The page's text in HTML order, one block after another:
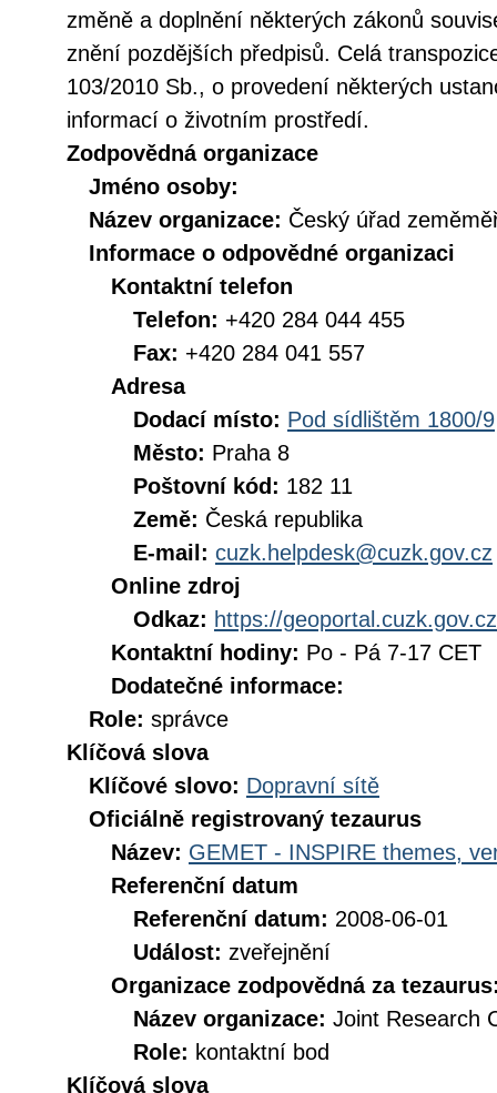
změně a doplnění některých zákonů
znění pozdějších předpisů. Celá
103/2010 Sb., o provedení některých
informací o životním prostředí.
Zodpovědná organizace
Jméno osoby:
Název organizace: Český úřad
Informace o odpovědné organizaci
Kontaktní telefon
Telefon: +420 284 044 455
Fax: +420 284 041 557
Adresa
Dodací místo: Pod sídlištěm 1800/9
Město: Praha 8
Poštovní kód: 182 11
Země: Česká republika
E-mail: cuzk.helpdesk@cuzk.gov.cz
Online zdroj
Odkaz: https://geoportal.cuzk.gov.cz
Kontaktní hodiny: Po - Pá 7-17 CET
Dodatečné informace:
Role: správce
Klíčová slova
Klíčové slovo: Dopravní sítě
Oficiálně registrovaný tezaurus
Název: GEMET - INSPIRE themes,
Referenční datum
Referenční datum: 2008-06-01
Událost: zveřejnění
Organizace zodpovědná za
Název organizace: Joint Research
Role: kontaktní bod
Klíčová slova